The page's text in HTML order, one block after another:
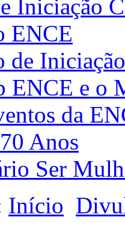
Iniciação
ENCE
de
ENCE e o
da
Anos
Ser
Início